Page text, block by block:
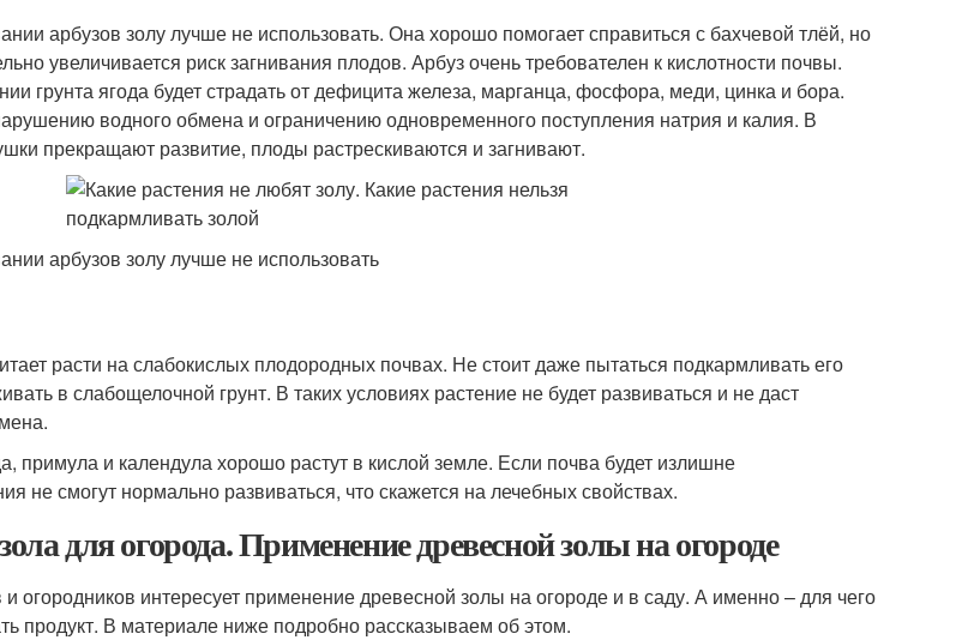
арбузов золу лучше не использовать. Она хорошо помогает справиться с бахчевой тлёй, но
увеличивается риск загнивания плодов. Арбуз очень требователен к кислотности почвы.
грунта ягода будет страдать от дефицита железа, марганца, фосфора, меди, цинка и бора.
водного обмена и ограничению одновременного поступления натрия и калия. В
прекращают развитие, плоды растрескиваются и загнивают.
арбузов золу лучше не использовать
расти на слабокислых плодородных почвах. Не стоит даже пытаться подкармливать его
в слабощелочной грунт. В таких условиях растение не будет развиваться и не даст
примула и календула хорошо растут в кислой земле. Если почва будет излишне
не смогут нормально развиваться, что скажется на лечебных свойствах.
для огорода. Применение древесной золы на огороде
огородников интересует применение древесной золы на огороде и в саду. А именно – для чего
продукт. В материале ниже подробно рассказываем об этом.